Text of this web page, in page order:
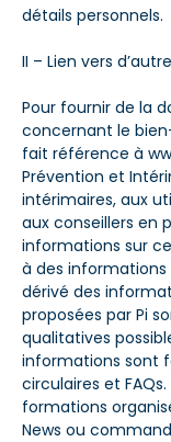
détails personnels.
II – Lien vers
Pour fournir de la
concernant le
fait référence à
Prévention et
intérimaires, aux
aux conseillers en
informations sur
à des
dérivé des
proposées par Pi
qualitatives
informations sont
circulaires et
formations
News ou